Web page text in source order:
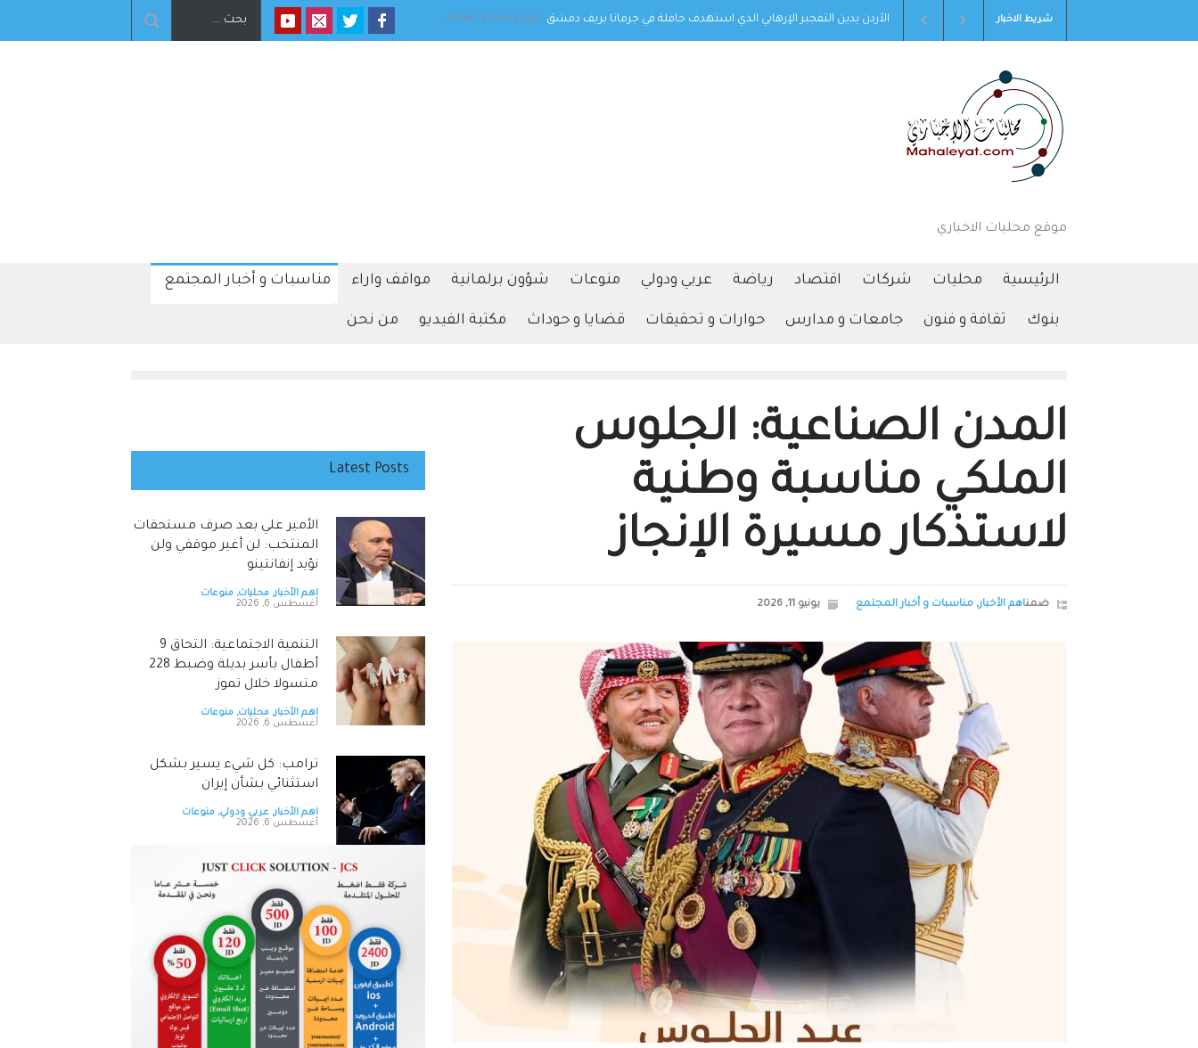
شريط الاخبار ترامب: كل شيء يسير بشكل استثنائي بشأن إيران الأردن يدين التفجير الإرهابي الذي استهدف حافلة في جرمانا بريف دمشق
الاستقلال يشارك في لقاء الشراكة و الأعمال الأردني
about 3 hours ago
موقع محليات الاخباري
الرئيسية محليات شركات اقتصاد رياضة عربي ودولي منوعات شؤون برلمانية مواقف واراء مناسبات و أخبار المجتمع
بنوك ثقافة و فنون جامعات و مدارس حوارات و تحقيقات قضايا و حوداث مكتبة الفيديو من نحن
المدن الصناعية: الجلوس
الملكي مناسبة وطنية
لاستذكار مسيرة الإنجاز
ضمناهم الأخبار, مناسبات و أخبار المجتمع يونيو 11, 2026
Latest Posts
الأمير علي بعد صرف مستحقات
المنتخب: لن أغير موقفي ولن
نؤيد إنفانتينو
اهم الأخبار, محليات, منوعات
أغسطس 6, 2026
‏التنمية الاجتماعية: التحاق 9
أطفال بأسر بديلة وضبط 228
متسولا خلال تموز
اهم الأخبار, محليات, منوعات
أغسطس 6, 2026
ترامب: كل شيء يسير بشكل
استثنائي بشأن إيران
اهم الأخبار, عربي ودولي, منوعات
أغسطس 6, 2026
الأردن يدين التفجير الإرهابي الذي
استهدف حافلة في جرمانا بريف
دمشق
اهم الأخبار,محليات,منوعات
أغسطس 6, 2026
‏مستشفى الاستقلال يشارك في
لقاء الشراكة و الأعمال الأردني
الفلسطيني